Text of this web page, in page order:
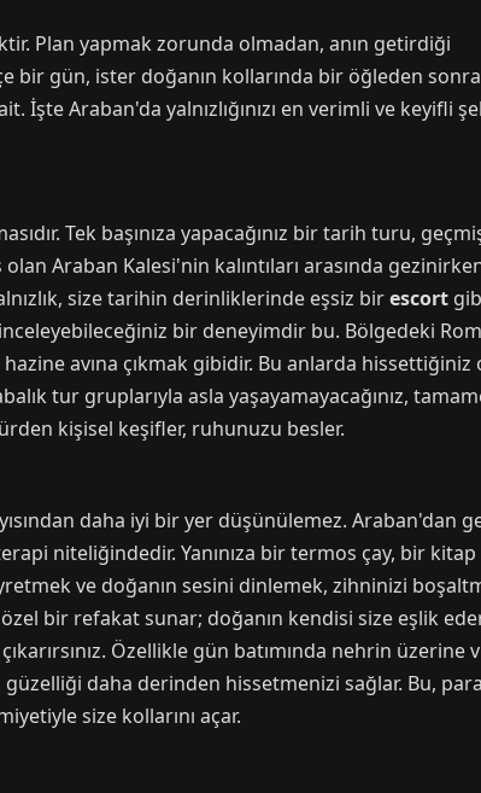
Plan yapmak zorunda olmadan, anın getirdiği
bir gün, ister doğanın kollarında bir öğleden
Araban'da yalnızlığınızı en verimli ve keyifli
Tek başınıza yapacağınız bir tarih turu,
Araban Kalesi'nin kalıntıları arasında
size tarihin derinliklerinde eşsiz birescort
bir deneyimdir bu. Bölgedeki
avına çıkmak gibidir. Bu anlarda hissettiğiniz
tur gruplarıyla asla yaşayamayacağınız,
kişisel keşifler, ruhunuzu besler.
daha iyi bir yer düşünülemez. Araban'dan
niteliğindedir. Yanınıza bir termos çay, bir kitap
ve doğanın sesini dinlemek, zihninizi
bir refakat sunar; doğanın kendisi size eşlik
Özellikle gün batımında nehrin üzerine
güzelliği daha derinden hissetmenizi sağlar. Bu,
size kollarını açar.